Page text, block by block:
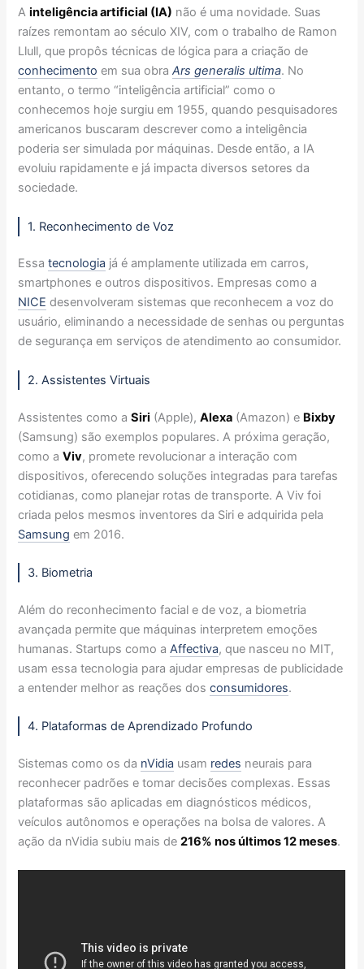
Ainteligência artificial (IA) não é uma novidade. Suas
raízes remontam ao século XIV, com o trabalho de Ramon
Llull, que propôs técnicas de lógica para a criação de
conhecimento em sua obraArs generalis ultima. No
entanto, o termo “inteligência artificial” como o
conhecemos hoje surgiu em 1955, quando pesquisadores
americanos buscaram descrever como a inteligência
poderia ser simulada por máquinas. Desde então, a IA
evoluiu rapidamente e já impacta diversos setores da
sociedade.
1. Reconhecimento de Voz
Essatecnologia já é amplamente utilizada em carros,
smartphones e outros dispositivos. Empresas como a
NICE desenvolveram sistemas que reconhecem a voz do
usuário, eliminando a necessidade de senhas ou perguntas
de segurança em serviços de atendimento ao consumidor.
2. Assistentes Virtuais
Assistentes como aSiri (Apple),Alexa (Amazon) e Bixby
(Samsung) são exemplos populares. A próxima geração,
como aViv, promete revolucionar a interação com
dispositivos, oferecendo soluções integradas para tarefas
cotidianas, como planejar rotas de transporte. A Viv foi
criada pelos mesmos inventores da Siri e adquirida pela
Samsung em 2016.
3. Biometria
Além do reconhecimento facial e de voz, a biometria
avançada permite que máquinas interpretem emoções
humanas. Startups como aAffectiva, que nasceu no MIT,
usam essa tecnologia para ajudar empresas de publicidade
a entender melhor as reações dosconsumidores.
4. Plataformas de Aprendizado Profundo
Sistemas como os da nVidia usam redes neurais para
reconhecer padrões e tomar decisões complexas. Essas
plataformas são aplicadas em diagnósticos médicos,
veículos autônomos e operações na bolsa de valores. A
ação da nVidia subiu mais de216% nos últimos 12 meses.